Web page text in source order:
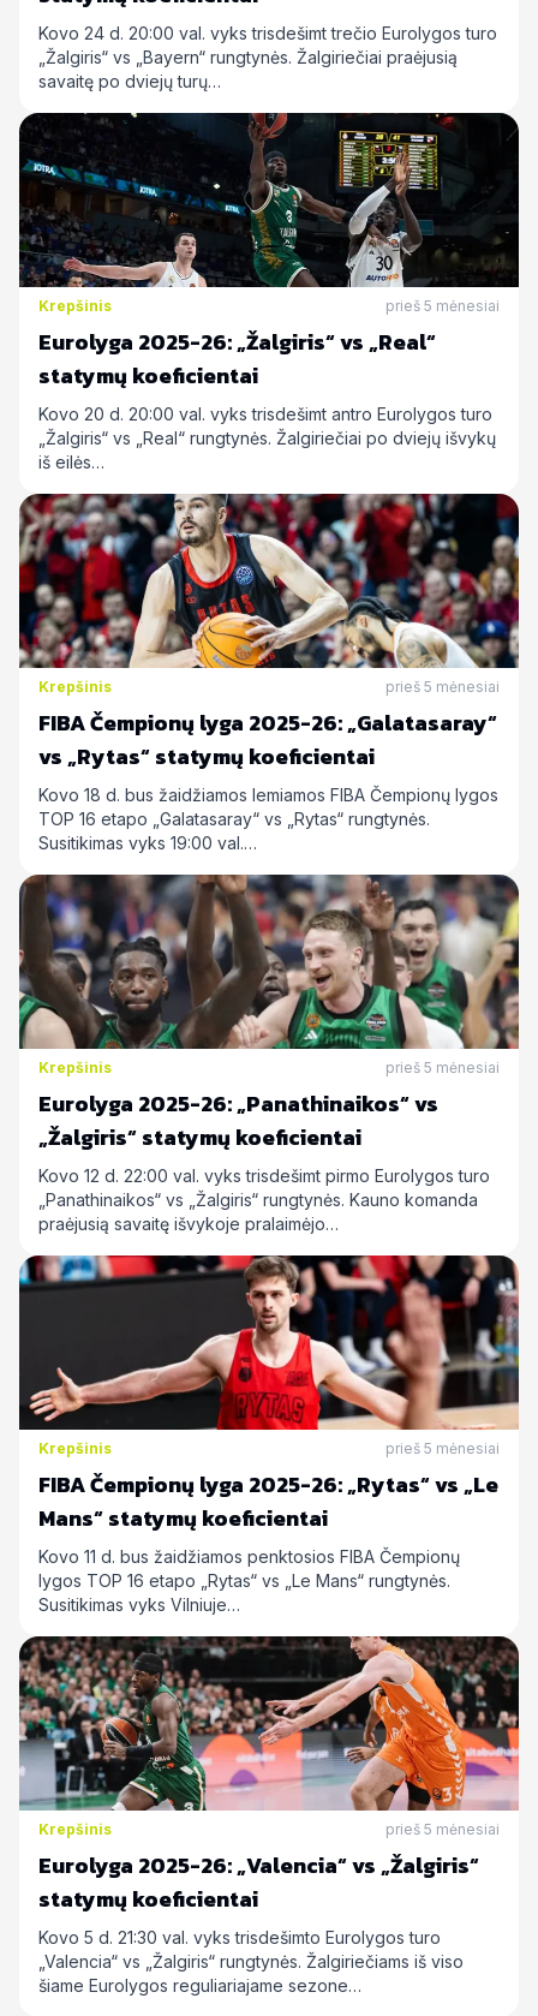
Kovo 24 d. 20:00 val. vyks trisdešimt trečio Eurolygos turo
„Žalgiris“ vs „Bayern“ rungtynės. Žalgiriečiai praėjusią
savaitę po dviejų turų…
Krepšinis prieš 5 mėnesiai
Eurolyga 2025-26: „Žalgiris“ vs „Real“
statymų koeficientai
Kovo 20 d. 20:00 val. vyks trisdešimt antro Eurolygos turo
„Žalgiris“ vs „Real“ rungtynės. Žalgiriečiai po dviejų išvykų
iš eilės…
Krepšinis prieš 5 mėnesiai
FIBA Čempionų lyga 2025-26: „Galatasaray“
vs „Rytas“ statymų koeficientai
Kovo 18 d. bus žaidžiamos lemiamos FIBA Čempionų lygos
TOP 16 etapo „Galatasaray“ vs „Rytas“ rungtynės.
Susitikimas vyks 19:00 val.…
Krepšinis prieš 5 mėnesiai
Eurolyga 2025-26: „Panathinaikos“ vs
„Žalgiris“ statymų koeficientai
Kovo 12 d. 22:00 val. vyks trisdešimt pirmo Eurolygos turo
„Panathinaikos“ vs „Žalgiris“ rungtynės. Kauno komanda
praėjusią savaitę išvykoje pralaimėjo…
Krepšinis prieš 5 mėnesiai
FIBA Čempionų lyga 2025-26: „Rytas“ vs „Le
Mans“ statymų koeficientai
Kovo 11 d. bus žaidžiamos penktosios FIBA Čempionų
lygos TOP 16 etapo „Rytas“ vs „Le Mans“ rungtynės.
Susitikimas vyks Vilniuje…
Krepšinis prieš 5 mėnesiai
Eurolyga 2025-26: „Valencia“ vs „Žalgiris“
statymų koeficientai
Kovo 5 d. 21:30 val. vyks trisdešimto Eurolygos turo
„Valencia“ vs „Žalgiris“ rungtynės. Žalgiriečiams iš viso
šiame Eurolygos reguliariajame sezone…